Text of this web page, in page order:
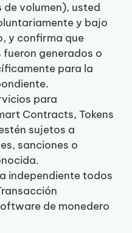
volumen), usted
y bajo
y confirma que
generados o
para la
para
Contracts, Tokens
sujetos a
sanciones o
independiente todos
de monedero